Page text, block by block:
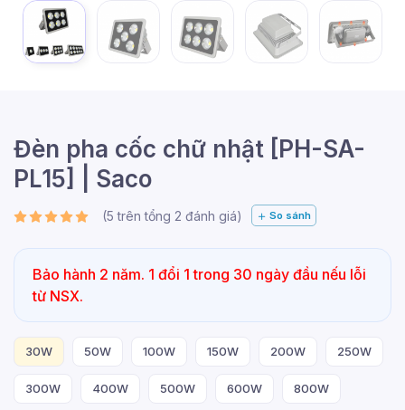
Đèn pha cốc chữ nhật [PH-SA-
PL15] | Saco
(5 trên tổng 2 đánh giá) So sánh
Bảo hành 2 năm. 1 đổi 1 trong 30 ngày đầu nếu lỗi
từ NSX.
30W 50W 100W 150W 200W 250W
300W 400W 500W 600W 800W